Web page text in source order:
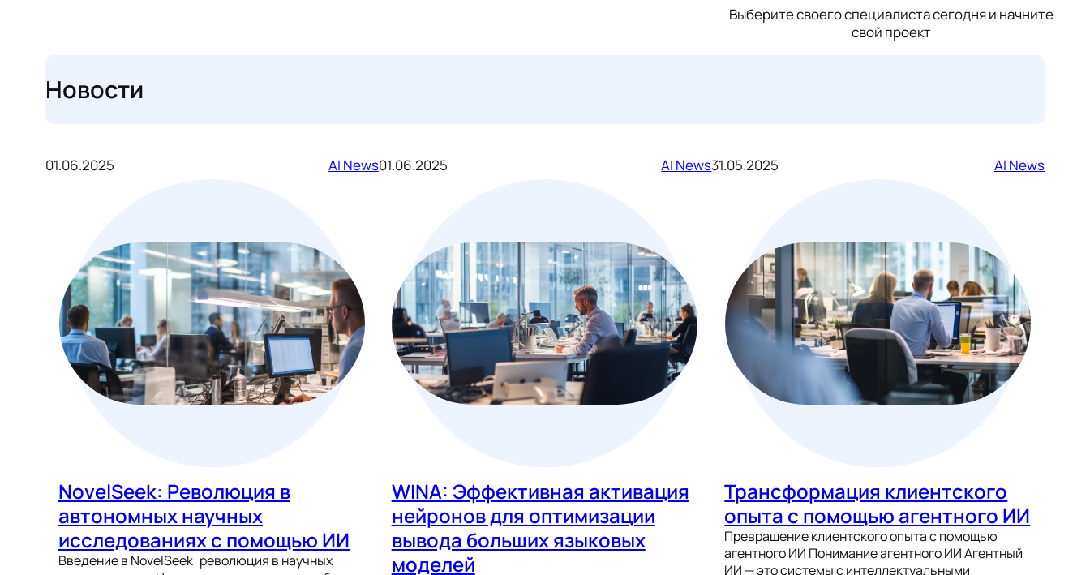
Выберите своего специалиста сегодня и начните
свой проект
Новости
01.06.2025 AI News
NovelSeek: Революция в
автономных научных
исследованиях с помощью ИИ
Введение в NovelSeek: революция в научных
01.06.2025 AI News
WINA: Эффективная активация
нейронов для оптимизации
вывода больших языковых
моделей
31.05.2025 AI News
Трансформация клиентского
опыта с помощью агентного ИИ
Превращение клиентского опыта с помощью
агентного ИИ Понимание агентного ИИ Агентный
ИИ — это системы с интеллектуальными